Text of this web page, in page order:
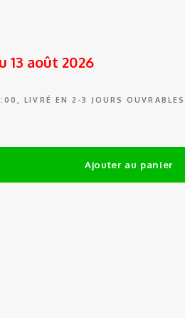
13 août 2026
LIVRÉ EN 2-3 JOURS OUVRABLES.
Ajouter au panier